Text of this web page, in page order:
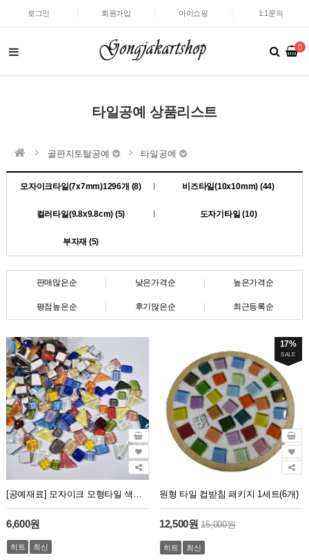
로그인 회원가입 마이쇼핑 1:1문의
0
타일공예 상품리스트
골판지토탈공예 타일공예
모자이크타일(7x7mm)1296개 (8) 비즈타일(10x10mm) (44)
컬러타일(9.8x9.8cm) (5) 도자기타일 (10)
부자재 (5)
판매많은순 낮은가격순 높은가격순
평점높은순 후기많은순 최근등록순
6,600원
히트 최신
17%
SALE
원형 타일 컵받침 패키지 1세트(6개)
12,500원15,000원
히트 최신